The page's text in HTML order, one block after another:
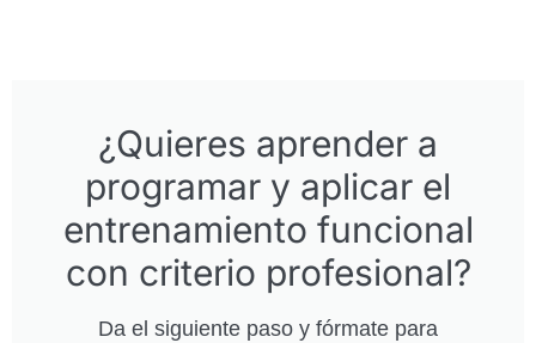
¿Quieres aprender a
programar y aplicar el
entrenamiento funcional
con criterio profesional?
Da el siguiente paso y fórmate para